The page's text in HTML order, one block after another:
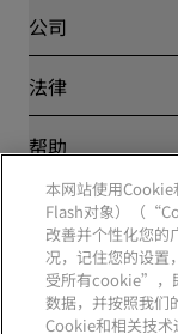
Blog
目的地
丽笙酒店集团APP
体育认证酒店
家庭友好型酒店
合作伙伴
公司
丽笙酒店集团
工作机会 RHG
工作机会 PPHE
工作机会 EHL
The Club by RHG
发展机会
责任经营
采购
法律
隐私中心
丽赏会条款和条件
网站使用协议
数字无障碍
现代奴隶制声明
帮助
消费者警示
联系方式
常见问题
网站地图
社交媒体
丽笙酒店集团品牌
本网站使用
Flash对象）（
改善并个性化您的
况，记住您的设
受所有cookie”，
数据，并按照我们
Cookie和相关技术